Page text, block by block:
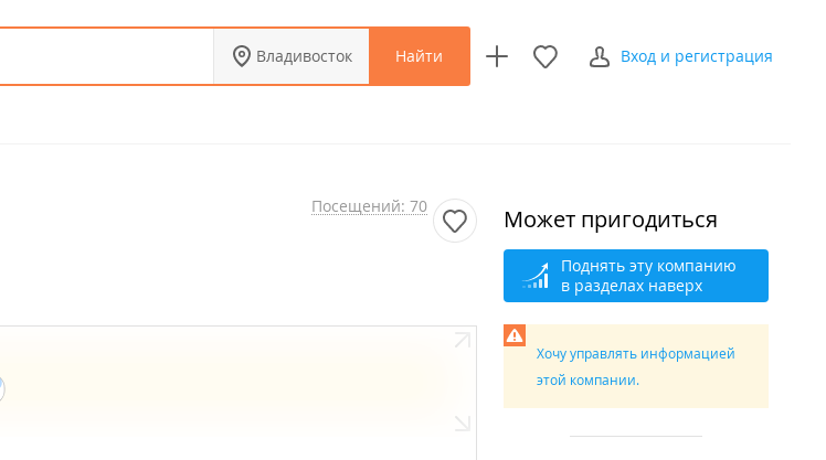
Владивосток Найти Вход и регистрация
Посещений: 70 Может пригодиться
Поднять эту компанию
в разделах наверх
Хочу управлять информацией
этой компании.